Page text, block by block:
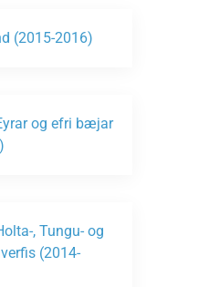
(2015-2016)
og efri bæjar
, Tungu- og
(2014-